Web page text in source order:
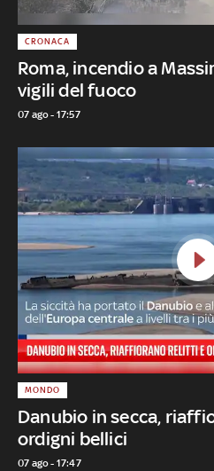
Roma, incendio a
vigili del fuoco
CRONACA
07 ago - 17:57
Danubio in secca,
ordigni bellici
MONDO
07 ago - 17:47